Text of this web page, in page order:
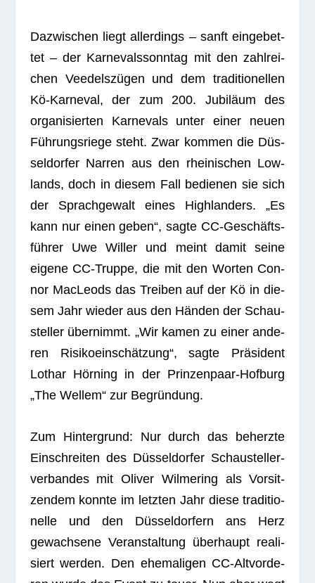
Dazwi­schen liegt aller­dings – sanft ein­ge­bet­
tet – der Kar­ne­vals­sonn­tag mit den zahl­rei­
chen Veedels­zü­gen und dem tra­di­tio­nel­len
Kö-Kar­ne­val, der zum 200. Jubi­läum des
orga­ni­sier­ten Kar­ne­vals unter einer neuen
Füh­rungs­riege steht. Zwar kom­men die Düs­
sel­dor­fer Nar­ren aus den rhei­ni­schen Low­
lands, doch in die­sem Fall bedie­nen sie sich
der Sprach­ge­walt eines High­land­ers. „Es
kann nur einen geben“, sagte CC-Geschäfts­
füh­rer Uwe Wil­ler und meint damit seine
eigene CC-Truppe, die mit den Wor­ten Con­
nor MacLeods das Trei­ben auf der Kö in die­
sem Jahr wie­der aus den Hän­den der Schau­
stel­ler über­nimmt. „Wir kamen zu einer ande­
ren Risi­ko­ein­schät­zung“, sagte Prä­si­dent
Lothar Hör­ning in der Prin­zen­paar-Hof­burg
„The Wel­lem“ zur Begründung.
Zum Hin­ter­grund: Nur durch das beherzte
Ein­schrei­ten des Düs­sel­dor­fer Schau­stel­ler­
ver­ban­des mit Oli­ver Wil­me­ring als Vor­sit­
zen­dem konnte im letz­ten Jahr diese tra­di­tio­
nelle und den Düs­sel­dor­fern ans Herz
gewach­sene Ver­an­stal­tung über­haupt rea­li­
siert wer­den. Den ehe­ma­li­gen CC-Alt­vor­de­